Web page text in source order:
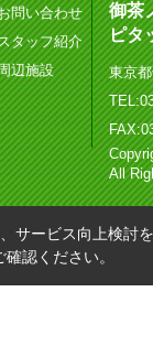
問い合わせ
タッフ紹介
辺施設
御茶
ピタ
東京
All
サービス向上検討
確認ください。